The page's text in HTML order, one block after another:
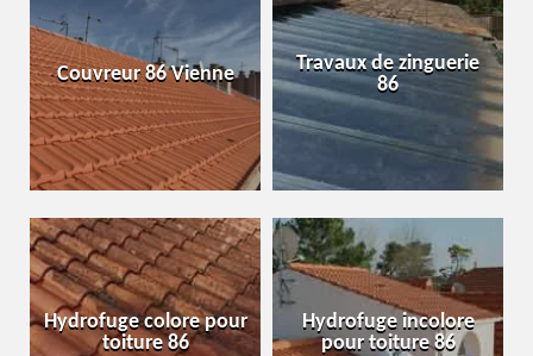
Couvreur 86 Vienne
Travaux de zinguerie
86
Hydrofuge colore pour
toiture 86
Hydrofuge incolore
pour toiture 86